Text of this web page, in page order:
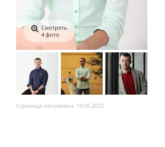
Смотреть
4 фото
Страница обновлена: 19.06.2023